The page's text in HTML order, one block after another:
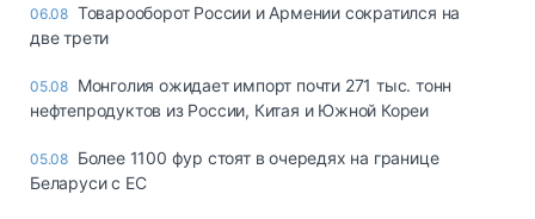
06.08 Товарооборот России и Армении сократился на
две трети
05.08 Монголия ожидает импорт почти 271 тыс. тонн
нефтепродуктов из России, Китая и Южной Кореи
05.08 Более 1100 фур стоят в очередях на границе
Беларуси с ЕС